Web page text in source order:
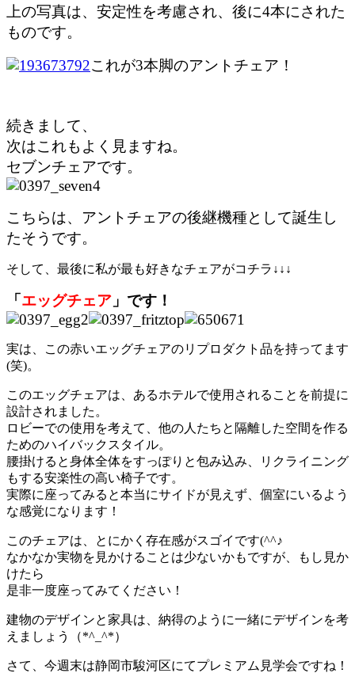
上の写真は、安定性を考慮され、後に4本にされた
ものです。
これが3本脚のアントチェア！
続きまして、
次はこれもよく見ますね。
セブンチェアです。
こちらは、アントチェアの後継機種として誕生し
たそうです。
そして、最後に私が最も好きなチェアがコチラ↓↓↓
「エッグチェア 」です！
実は、この赤いエッグチェアのリプロダクト品を持ってます
(笑)。
このエッグチェアは、あるホテルで使用されることを前提に
設計されました。
ロビーでの使用を考えて、他の人たちと隔離した空間を作る
ためのハイバックスタイル。
腰掛けると身体全体をすっぽりと包み込み、リクライニング
もする安楽性の高い椅子です。
実際に座ってみると本当にサイドが見えず、個室にいるよう
な感覚になります！
このチェアは、とにかく存在感がスゴイです(^^♪
なかなか実物を見かけることは少ないかもですが、もし見か
けたら
是非一度座ってみてください！
建物のデザインと家具は、納得のように一緒にデザインを考
えましょう（*^_^*）
さて、今週末は静岡市駿河区にてプレミアム見学会ですね！